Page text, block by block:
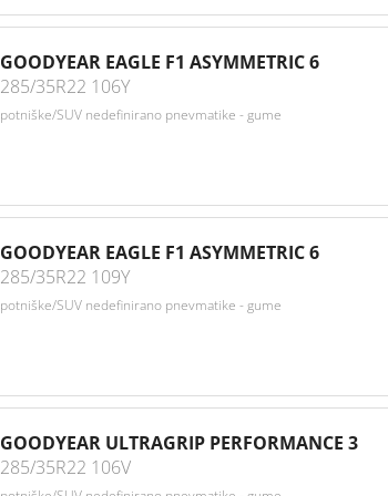
GOODYEAR EAGLE F1 ASYMMETRIC 6
285/35R22 106Y
potniške/SUV nedefinirano pnevmatike - gume
GOODYEAR EAGLE F1 ASYMMETRIC 6
285/35R22 109Y
potniške/SUV nedefinirano pnevmatike - gume
GOODYEAR ULTRAGRIP PERFORMANCE 3
285/35R22 106V